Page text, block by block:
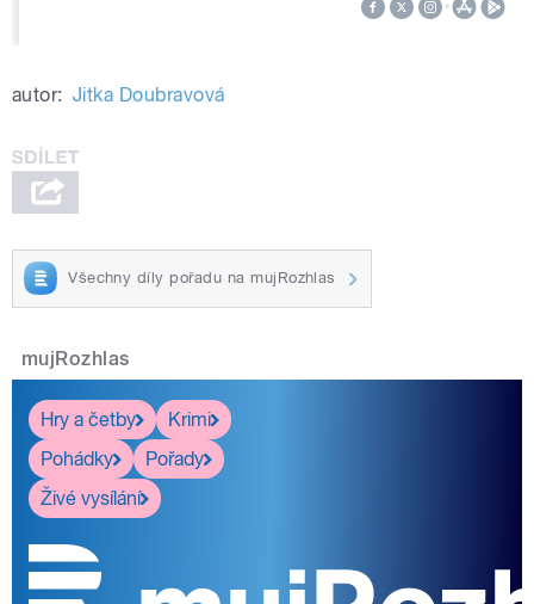
autor: Jitka Doubravová
Všechny díly pořadu na mujRozhlas
mujRozhlas
Hry a četby
Krimi
Pohádky
Pořady
Živé vysílání